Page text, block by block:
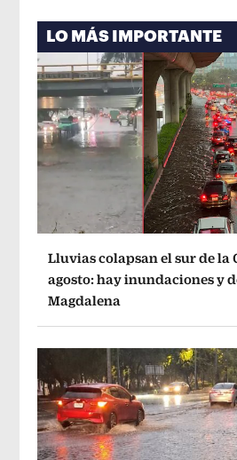
LO MÁS IMPORTANTE
Lluvias colapsan el sur de la
agosto: hay inundaciones y
Magdalena